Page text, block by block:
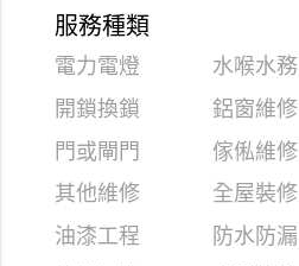
服務種類
電力電燈 水喉水務
開鎖換鎖
鋁窗維修
門或閘門
傢俬維修
其他維修
全屋裝修
油漆工程
防水防漏